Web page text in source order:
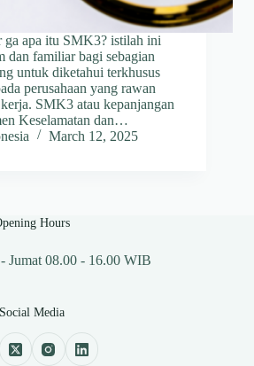
ga apa itu SMK3? istilah ini
dan familiar bagi sebagian
untuk diketahui terkhusus
perusahaan yang rawan
SMK3 atau kepanjangan
Keselamatan dan…
March 12, 2025
Hours
Jumat 08.00 - 16.00 WIB
Social Media